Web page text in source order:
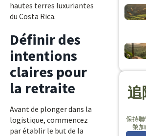
hautes terres luxuriantes
du Costa Rica.
Définir des
intentions
claires pour
la retraite
Avant de plonger dans la
logistique, commencez
par établir le but de la
追
保持
黎加